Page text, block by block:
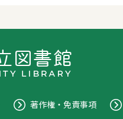
著作権・免責事項